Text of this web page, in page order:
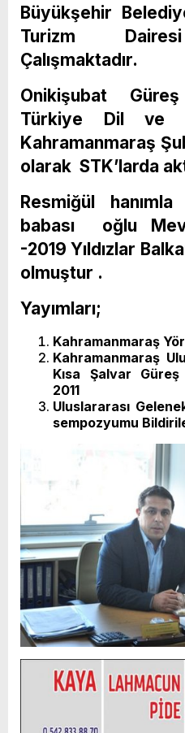
Büyükşehir
Turizm Dairesi
Çalışmaktadır.
Onikişubat
Türkiye Dil ve
Kahramanmaraş
olarak STK’larda
Resmiğül
babası oğlu
-2019 Yıldızlar
olmuştur .
Yayımları;
Kahramanmaraş
Kahramanmaraş
Kısa Şalvar
2011
Uluslararası
sempozyumu